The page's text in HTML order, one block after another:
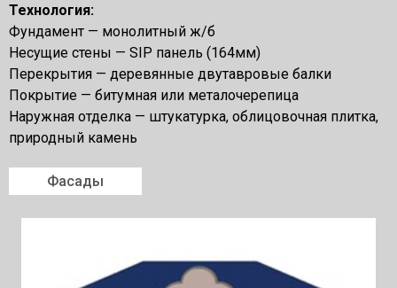
Технология:
Фундамент — монолитный ж/б
Несущие стены — SIP панель (164мм)
Перекрытия — деревянные двутавровые балки
Покрытие — битумная или металочерепица
Наружная отделка — штукатурка, облицовочная плитка,
природный камень
Фасады